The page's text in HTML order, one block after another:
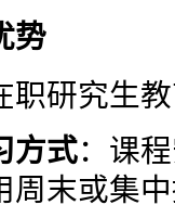
势
职研究生
方式：课
周末或集